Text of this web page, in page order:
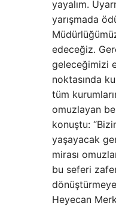
yayalım.
yarışmada
edeceğiz.
geleceğimizi
noktasında
tüm
omuzlayan
konuştu:
yaşayacak
mirası
bu seferi
Heyecan